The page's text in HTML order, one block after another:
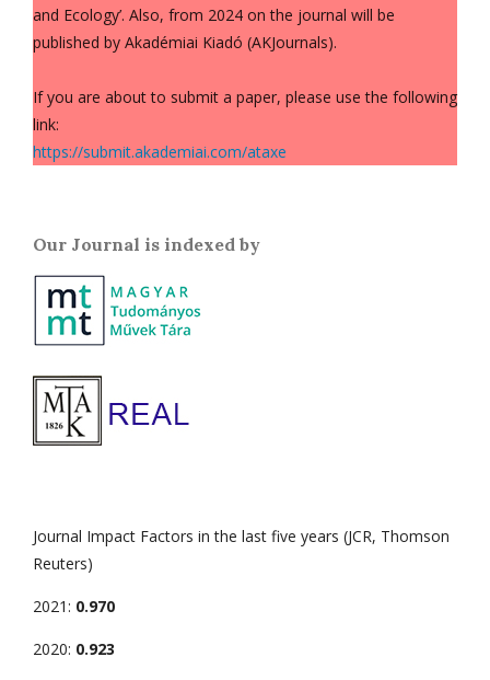
and Ecology’. Also, from 2024 on the journal will be
published by Akadémiai Kiadó (AKJournals).
If you are about to submit a paper, please use the following
link:
https://submit.akademiai.com/ataxe
Our Journal is indexed by
Journal Impact Factors in the last five years (JCR, Thomson
Reuters)
2021: 0.970
2020: 0.923